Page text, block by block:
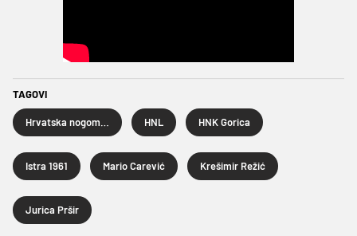
TAGOVI
HNL HNK Gorica
Istra 1961 Mario Carević Krešimir Režić
Jurica Pršir